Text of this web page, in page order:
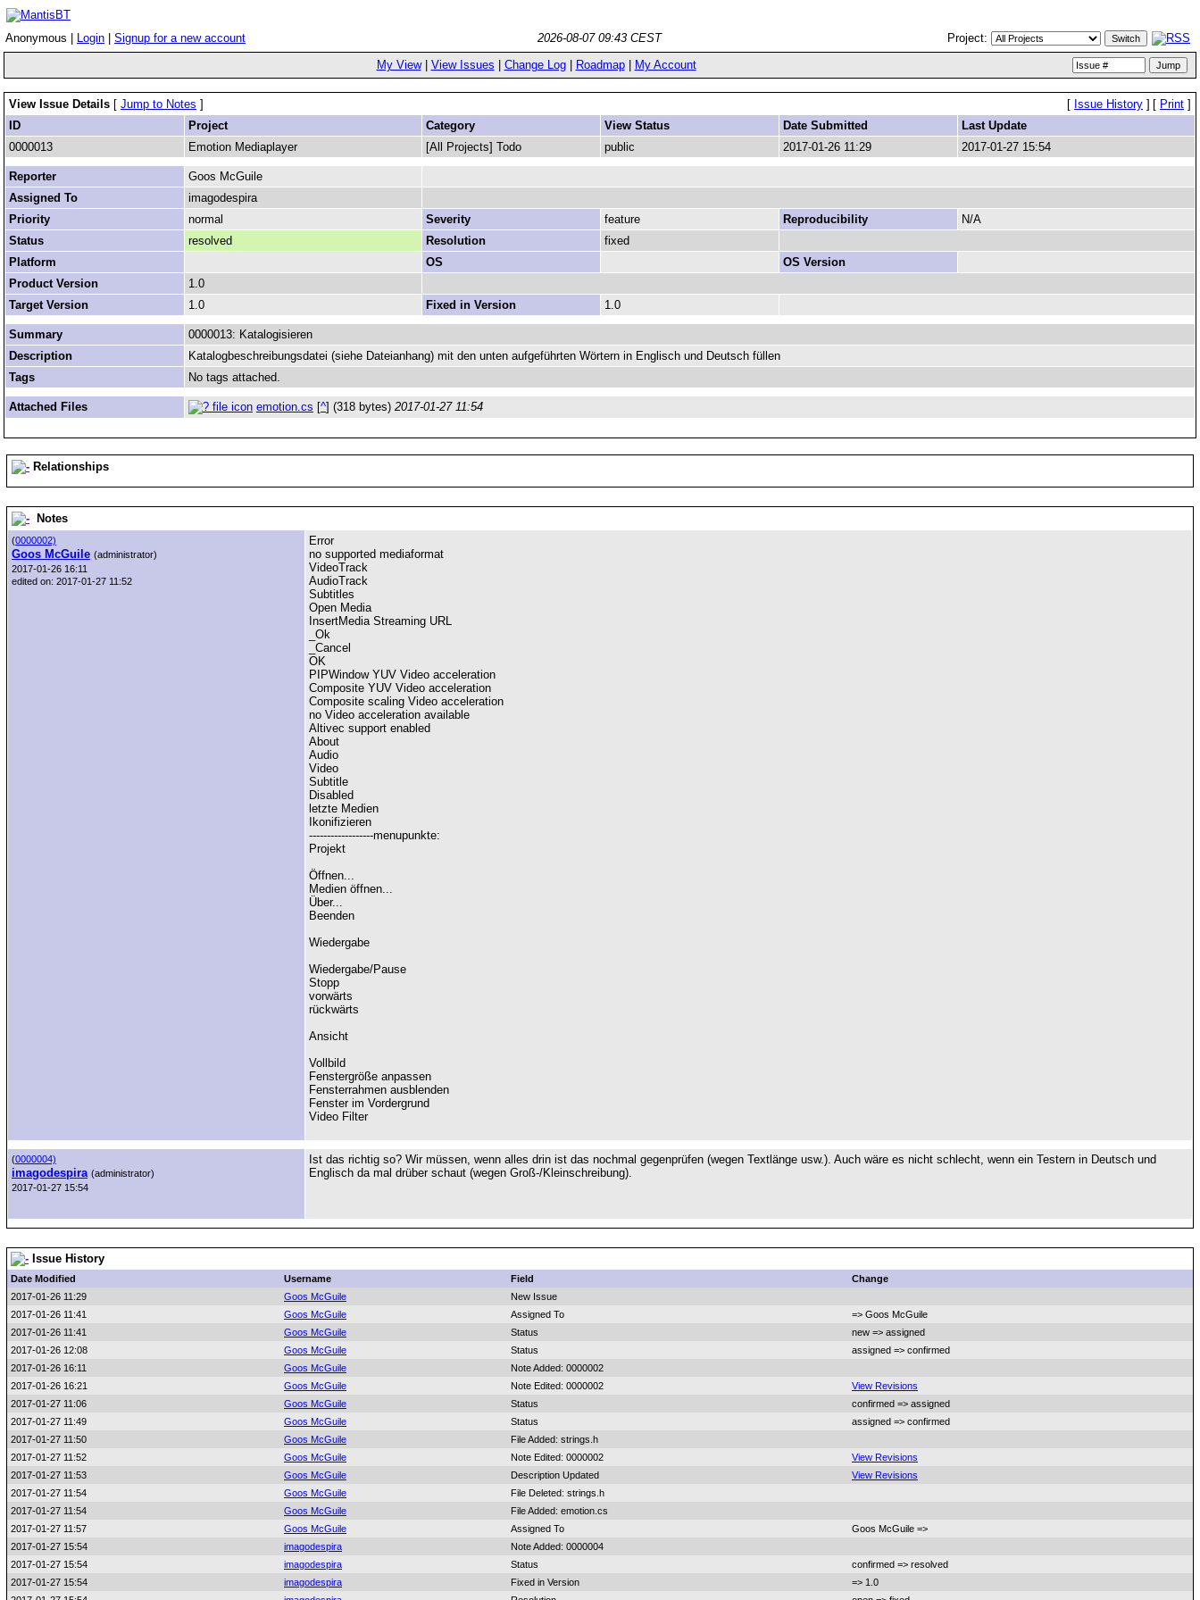
Anonymous | Login Signup for a new account 2026-08-07 09:43 CEST Project:
My View| View Issues Change Log| Roadmap| My Account
View Issue Details [ Jump to Notes ] [ Issue History ] [ Print ]
ID
Project Category View Status Date Submitted
Last Update
0000013
Emotion Mediaplayer [All Projects] Todo public 2017-01-26 11:29 2017-01-27 15:54
Reporter
Goos McGuile
Assigned To
imagodespira
Priority
normal Severity feature Reproducibility
N/A
Status
resolved Resolution
fixed
Platform
OS
OS Version
Product Version
1.0
Target Version
1.0 Fixed in Version 1.0
Summary
0000013: Katalogisieren
Description
Katalogbeschreibungsdatei (siehe Dateianhang) mit den unten aufgeführten Wörtern in Englisch und Deutsch füllen
Tags
No tags attached.
Attached Files emotion.cs [^] (318 bytes) 2017-01-27 11:54
Relationships
Notes
(0000002)
Goos McGuile (administrator)
2017-01-26 16:11
edited on: 2017-01-27 11:52
Error
no supported mediaformat
VideoTrack
AudioTrack
Subtitles
Open Media
InsertMedia Streaming URL
_Ok
_Cancel
OK
PIPWindow YUV Video acceleration
Composite YUV Video acceleration
Composite scaling Video acceleration
no Video acceleration available
Altivec support enabled
About
Audio
Video
Subtitle
Disabled
letzte Medien
Ikonifizieren
------------------menupunkte:
Projekt
Öffnen...
Medien öffnen...
Über...
Beenden
Wiedergabe
Wiedergabe/Pause
Stopp
vorwärts
rückwärts
Ansicht
Vollbild
Fenstergröße anpassen
Fensterrahmen ausblenden
Fenster im Vordergrund
Video Filter
(0000004)
imagodespira (administrator)
2017-01-27 15:54
Ist das richtig so? Wir müssen, wenn alles drin ist das nochmal gegenprüfen (wegen Textlänge usw.). Auch wäre es nicht schlecht, wenn ein Testern in Deutsch und
Englisch da mal drüber schaut (wegen Groß-/Kleinschreibung).
Issue History
Date Modified Username Field
Change
2017-01-26 11:29
Goos McGuile
New Issue
2017-01-26 11:41
Goos McGuile Assigned To
=> Goos McGuile
2017-01-26 11:41
Goos McGuile Status
new => assigned
2017-01-26 12:08
Goos McGuile Status
assigned => confirmed
2017-01-26 16:11
Goos McGuile
Note Added: 0000002
2017-01-26 16:21
Goos McGuile Note Edited: 0000002
View Revisions
2017-01-27 11:06
Goos McGuile Status
confirmed => assigned
2017-01-27 11:49
Goos McGuile Status
assigned => confirmed
2017-01-27 11:50
Goos McGuile
File Added: strings.h
2017-01-27 11:52
Goos McGuile Note Edited: 0000002
View Revisions
2017-01-27 11:53
Goos McGuile Description Updated
View Revisions
2017-01-27 11:54
Goos McGuile
File Deleted: strings.h
2017-01-27 11:54
Goos McGuile
File Added: emotion.cs
2017-01-27 11:57
Goos McGuile Assigned To
Goos McGuile =>
2017-01-27 15:54
imagodespira
Note Added: 0000004
2017-01-27 15:54
imagodespira Status
confirmed => resolved
2017-01-27 15:54
imagodespira Fixed in Version
=> 1.0